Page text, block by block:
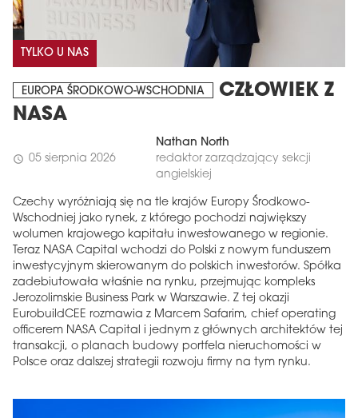
TYLKO U NAS
EUROPA ŚRODKOWO-WSCHODNIA
CZŁOWIEK Z
NASA
schedule 05 sierpnia 2026
Nathan North
redaktor zarządzający sekcji
angielskiej
Czechy wyróżniają się na tle krajów Europy Środkowo-
Wschodniej jako rynek, z którego pochodzi największy
wolumen krajowego kapitału inwestowanego w regionie.
Teraz NASA Capital wchodzi do Polski z nowym funduszem
inwestycyjnym skierowanym do polskich inwestorów. Spółka
zadebiutowała właśnie na rynku, przejmując kompleks
Jerozolimskie Business Park w Warszawie. Z tej okazji
EurobuildCEE rozmawia z Marcem Safarim, chief operating
officerem NASA Capital i jednym z głównych architektów tej
transakcji, o planach budowy portfela nieruchomości w
Polsce oraz dalszej strategii rozwoju firmy na tym rynku.